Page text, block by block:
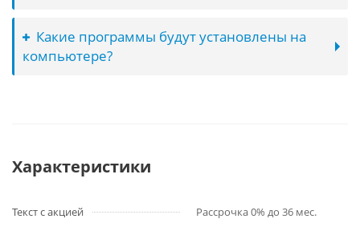
Какие программы будут установлены на
компьютере?
Характеристики
Текст с акцией Рассрочка 0% до 36 мес.